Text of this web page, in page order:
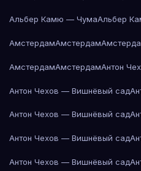
Альбер Камю — ЧумаАльбер
АмстердамАмстердам
АмстердамАмстердамАнтон
Антон Чехов — Вишнёвый сад
Антон Чехов — Вишнёвый сад
Антон Чехов — Вишнёвый сад
Антон Чехов — Вишнёвый сад